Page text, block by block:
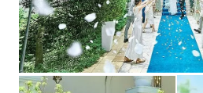
アノ、親族控室、ガーデ
宿泊施設 市内ホテル紹介あり